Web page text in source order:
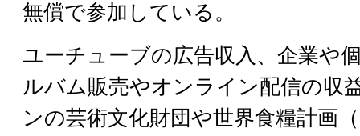
無償で参加している。
ユーチューブの広告収入、企業や
ルバム販売やオンライン配信の収
ンの芸術文化財団や世界食糧計画